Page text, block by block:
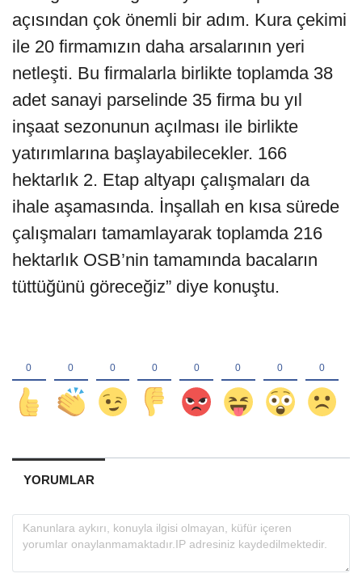
açısından çok önemli bir adım. Kura çekimi
ile 20 firmamızın daha arsalarının yeri
netleşti. Bu firmalarla birlikte toplamda 38
adet sanayi parselinde 35 firma bu yıl
inşaat sezonunun açılması ile birlikte
yatırımlarına başlayabilecekler. 166
hektarlık 2. Etap altyapı çalışmaları da
ihale aşamasında. İnşallah en kısa sürede
çalışmaları tamamlayarak toplamda 216
hektarlık OSB’nin tamamında bacaların
tüttüğünü göreceğiz” diye konuştu.
YORUMLAR